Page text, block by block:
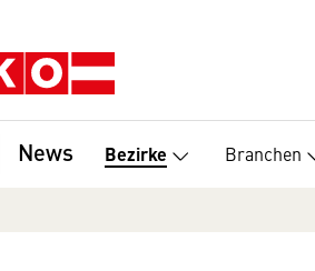
News Bezirke Branchen